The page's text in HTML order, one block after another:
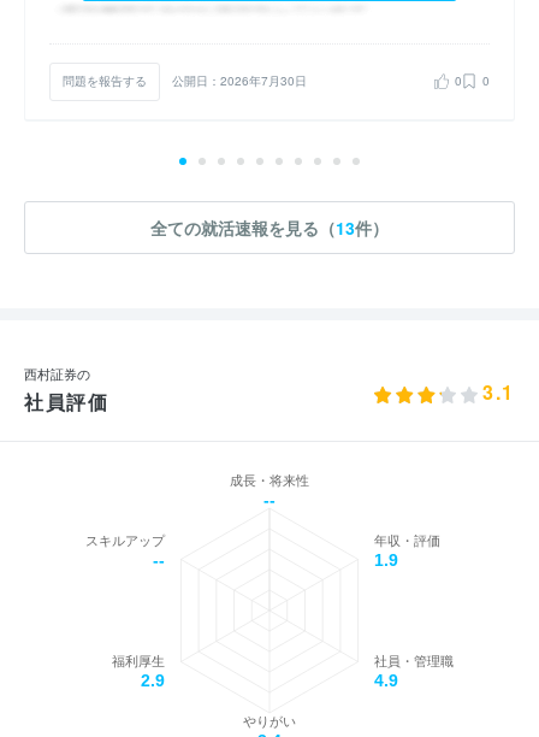
問題を報告する 公開日：2026年7月30日 0 0
全ての就活速報を見る（13件）
西村証券の
社員評価 3.1
成長・将来性
--
年収・評価
1.9
社員・管理職
4.9
やりがい
福利厚生
2.9
スキルアップ
--